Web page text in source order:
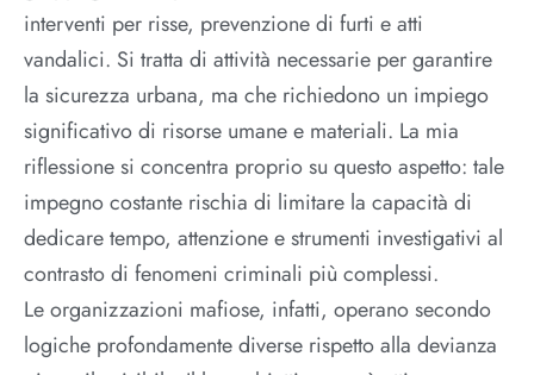
interventi per risse, prevenzione di furti e atti
vandalici. Si tratta di attività necessarie per garantire
la sicurezza urbana, ma che richiedono un impiego
significativo di risorse umane e materiali. La mia
riflessione si concentra proprio su questo aspetto: tale
impegno costante rischia di limitare la capacità di
dedicare tempo, attenzione e strumenti investigativi al
contrasto di fenomeni criminali più complessi.
Le organizzazioni mafiose, infatti, operano secondo
logiche profondamente diverse rispetto alla devianza